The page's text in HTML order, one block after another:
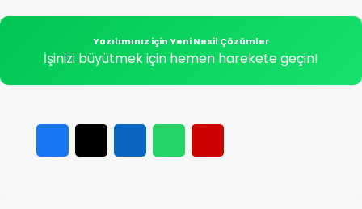
Yazılımınız için Yeni Nesil Çözümler
İşinizi büyütmek için hemen harekete geçin!